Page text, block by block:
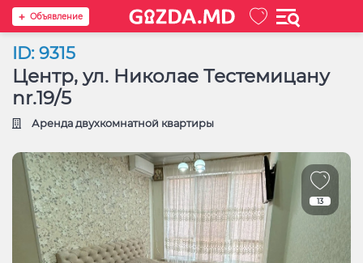
Oбъявление
ID: 9315
Центр, ул. Николае Тестемицану
nr.19/5
Аренда двухкомнатной квартиры
13